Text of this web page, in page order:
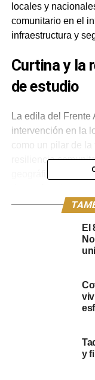
locales y
comunitario en el
infraestructura y
Curtina y la
de estudio
La edila del Frente
intervención en la
como un pilar de
resiliencia
geográfica. A
instalación del
es lograr un
culminó su
Homenajes
Desde el Partido
El
y